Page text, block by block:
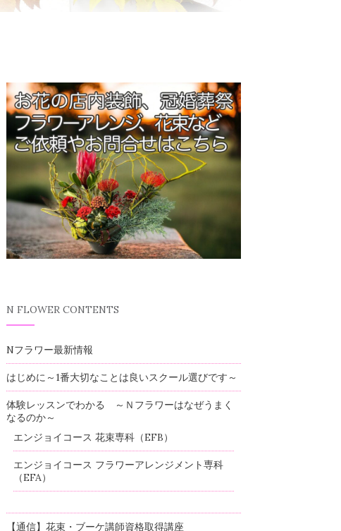
N FLOWER CONTENTS
Nフラワー最新情報
はじめに～1番大切なことは良いスクール選びです～
体験レッスンでわかる ～Ｎフラワーはなぜうまく
なるのか～
エンジョイコース 花束専科（EFB）
エンジョイコース フラワーアレンジメント専科
（EFA）
【通信】花束・ブーケ講師資格取得講座